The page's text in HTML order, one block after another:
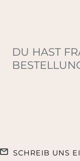
DU HAST
SCHREIB UNS